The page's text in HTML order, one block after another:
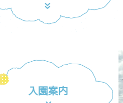
入園案内